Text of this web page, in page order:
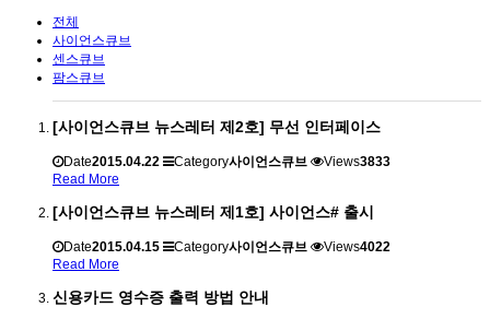
전체
사이언스큐브
센스큐브
팜스큐브
[사이언스큐브 뉴스레터 제2호] 무선 인터페이스
Date2015.04.22 Category사이언스큐브 Views3833
Read More
[사이언스큐브 뉴스레터 제1호] 사이언스# 출시
Date2015.04.15 Category사이언스큐브 Views4022
Read More
신용카드 영수증 출력 방법 안내